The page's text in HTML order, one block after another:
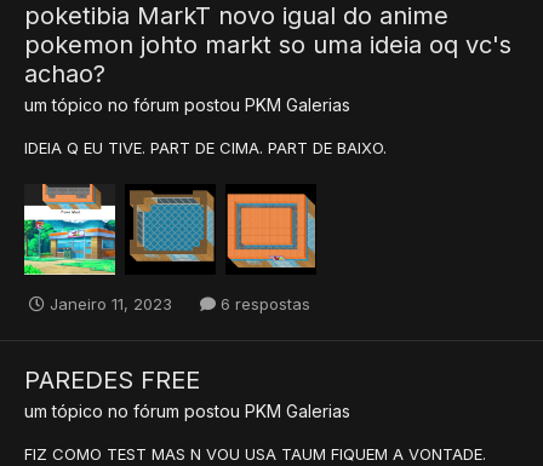
poketibia MarkT novo igual do anime
pokemon johto markt so uma ideia oq vc's
achao?
um tópico no fórum postou PKM Galerias
IDEIA Q EU TIVE. PART DE CIMA. PART DE BAIXO.
Janeiro 11, 2023 6 respostas
PAREDES FREE
um tópico no fórum postou PKM Galerias
FIZ COMO TEST MAS N VOU USA TAUM FIQUEM A VONTADE.